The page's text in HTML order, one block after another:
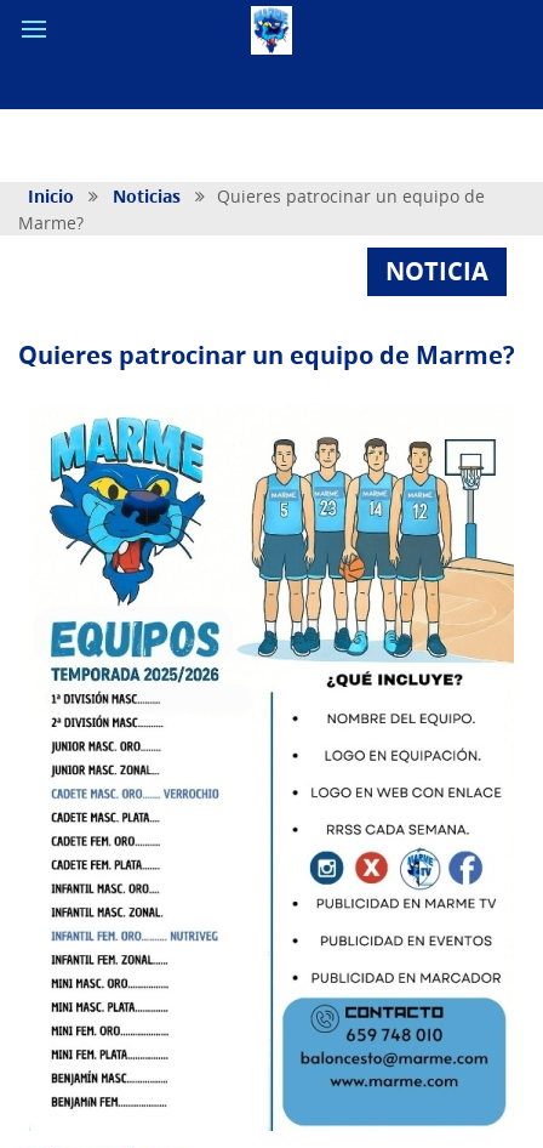
NOTICIA
Inicio Noticias
Quieres patrocinar un equipo de
Marme?
Quieres patrocinar un equipo de Marme?